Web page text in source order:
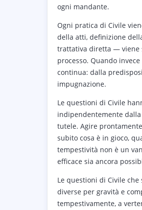
ogni mandante.
Ogni pratica di Civile
della atti, definizione
trattativa diretta — viene
processo. Quando
continua: dalla
impugnazione.
Le questioni di Civile
indipendentemente
tutele. Agire
subito cosa è in gioco,
tempestività non è un
efficace sia ancora
Le questioni di Civile
diverse per gravità e
tempestivamente, a